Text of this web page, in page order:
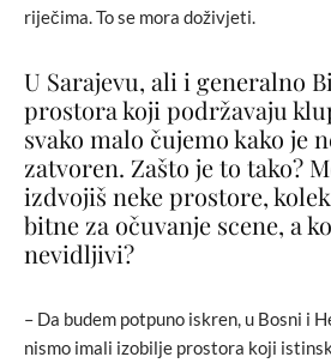
riječima. To se mora doživjeti.
U Sarajevu, ali i generalno
prostora koji podržavaju
svako malo čujemo kako je
zatvoren. Zašto je to tako?
izdvojiš neke prostore,
bitne za očuvanje scene, a
nevidljivi?
– Da budem potpuno iskren, u Bosni i
nismo imali izobilje prostora koji